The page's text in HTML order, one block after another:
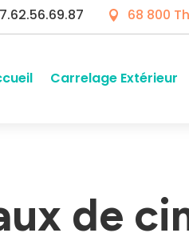
 68 800
Carrelage Extérieur
de